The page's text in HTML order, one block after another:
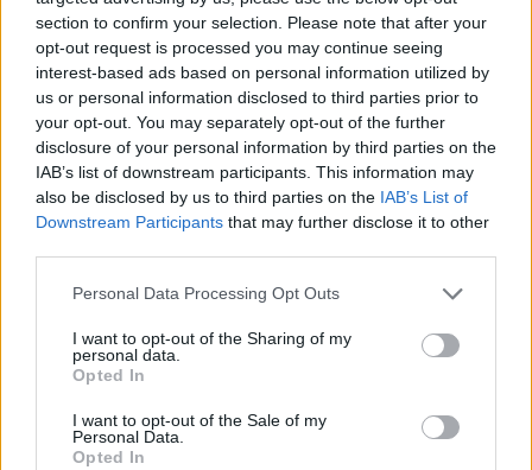
section to confirm your selection. Please note that after your
opt-out request is processed you may continue seeing
interest-based ads based on personal information utilized by
us or personal information disclosed to third parties prior to
your opt-out. You may separately opt-out of the further
disclosure of your personal information by third parties on the
IAB’s list of downstream participants. This information may
also be disclosed by us to third parties on the IAB’s List of
Downstream Participants that may further disclose it to other
Personal Data Processing Opt Outs
I want to opt-out of the Sharing of my
personal data.
Opted In
I want to opt-out of the Sale of my
Personal Data.
Opted In
hienon maalin ja pelasi kiekon kanssa varmasti, Berube sanoi
NHL:n nettisivujen mukaan.
Mikkola oli mukana Suomen joukkueessa, kun Leijonat juhli
edellisen kerran maailmanmestaruutta. Puolustajan nimi on
varmasti mukana myös
Jukka Jalosenpapereissa, kun
PekinginOlympialaiset 2022lähestyvät.
Edellinen artikkeli Seuraava artikkeli